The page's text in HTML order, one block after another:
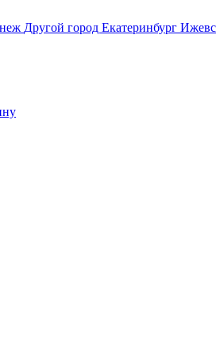
Другой город Екатеринбург